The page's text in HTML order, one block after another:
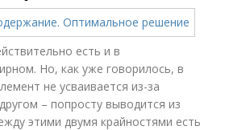
есть и в
Но, как уже говорилось, в
не усваивается из-за
– попросту выводится из
этими двумя крайностями есть